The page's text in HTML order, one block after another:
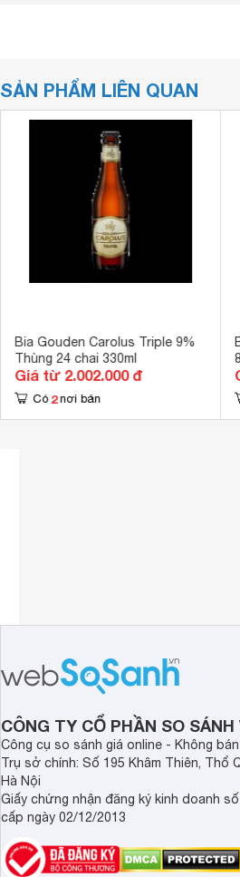
SẢN PHẨM LIÊN QUAN
Bia Gouden Carolus Triple 9%
Thùng 24 chai 330ml
Giá từ 2.002.000 đ
Có 2 nơi bán
CÔNG TY CỔ PHẦN SO SÁNH
Công cụ so sánh giá online - Không
Trụ sở chính: Số 195 Khâm Thiên, Thổ
Hà Nội
Giấy chứng nhận đăng ký kinh doanh
cấp ngày 02/12/2013